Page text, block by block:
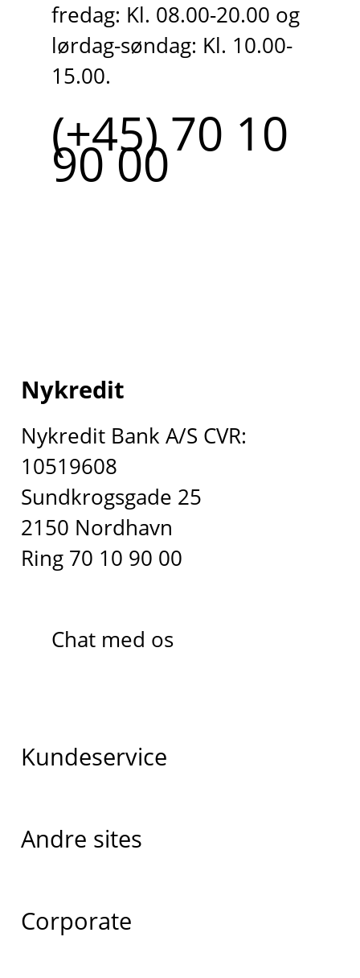
fredag: Kl. 08.00-20.00 og
lørdag-søndag: Kl. 10.00-
15.00.
(+45) 70 10
90 00
Nykredit
Nykredit Bank A/S CVR:
10519608
Sundkrogsgade 25
2150 Nordhavn
Ring 70 10 90 00
Chat med os
Kundeservice
Andre sites
Corporate